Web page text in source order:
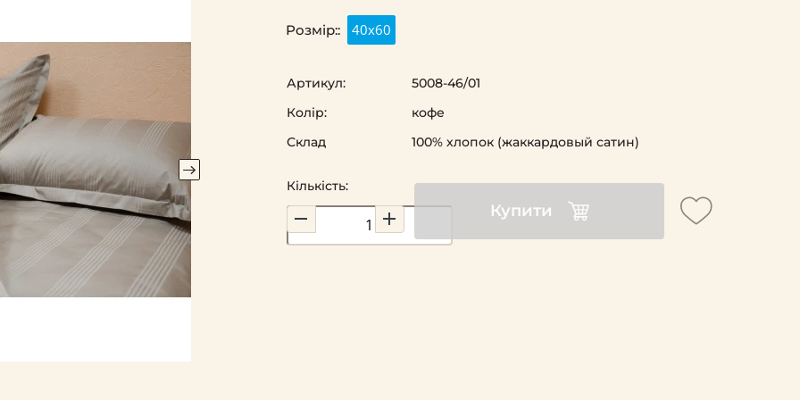
Розмір:: 40х60
Кількість:
Купити
Артикул:
5008-46/01
Колір:
кофе
Склад
100% хлопок (жаккардовый сатин)